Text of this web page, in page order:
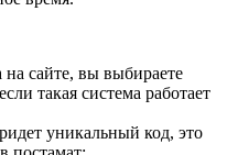
сайте, вы выбираете
такая система работает
уникальный код, это